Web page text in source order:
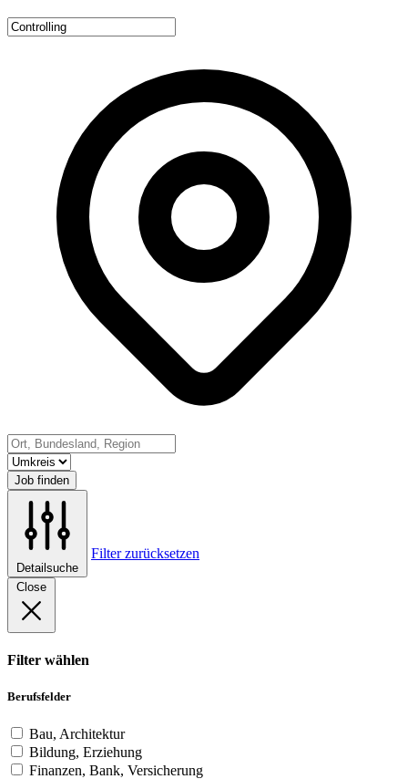
Job finden
Detailsuche
Filter zurücksetzen
Close
Filter wählen
Berufsfelder
Bau, Architektur
Bildung, Erziehung
Finanzen, Bank, Versicherung